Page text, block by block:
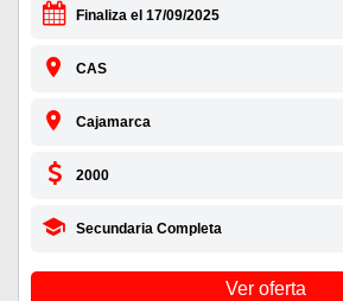
Finaliza el 17/09/2025
CAS
Cajamarca
2000
Secundaria Completa
Ver oferta